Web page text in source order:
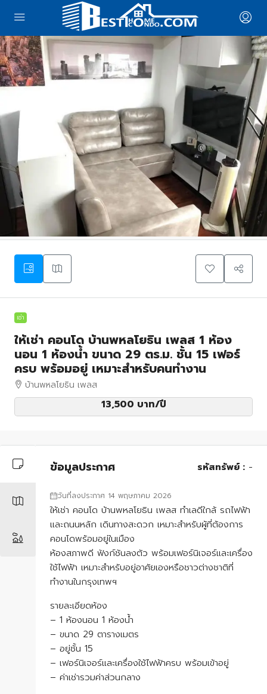
เช่า
ให้เช่า คอนโด บ้านพหลโยธิน เพลส 1 ห้อง
นอน 1 ห้องน้ำ ขนาด 29 ตร.ม. ชั้น 15 เฟอร์
ครบ พร้อมอยู่ เหมาะสำหรับคนทำงาน
บ้านพหลโยธิน เพลส
13,500 บาท/ปี
ข้อมูลประกาศ รหัสทรัพย์ : -
วันที่ลงประกาศ 14 พฤษภาคม 2026
ให้เช่า คอนโด บ้านพหลโยธิน เพลส ทำเลดีใกล้ รถไฟฟ้า
และถนนหลัก เดินทางสะดวก เหมาะสำหรับผู้ที่ต้องการ
คอนโดพร้อมอยู่ในเมือง
ห้องสภาพดี ฟังก์ชันลงตัว พร้อมเฟอร์นิเจอร์และเครื่อง
ใช้ไฟฟ้า เหมาะสำหรับอยู่อาศัยเองหรือชาวต่างชาติที่
ทำงานในกรุงเทพฯ
รายละเอียดห้อง
– 1 ห้องนอน 1 ห้องน้ำ
– ขนาด 29 ตารางเมตร
– อยู่ชั้น 15
– เฟอร์นิเจอร์และเครื่องใช้ไฟฟ้าครบ พร้อมเข้าอยู่
– ค่าเช่ารวมค่าส่วนกลาง